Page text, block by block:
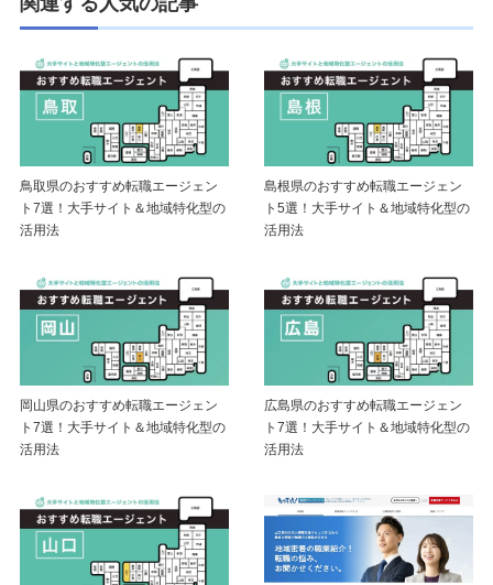
鳥取県のおすすめ転職エージェン
ト7選！大手サイト＆地域特化型の
活用法
島根県のおすすめ転職エージェン
ト5選！大手サイト＆地域特化型の
活用法
岡山県のおすすめ転職エージェン
ト7選！大手サイト＆地域特化型の
活用法
広島県のおすすめ転職エージェン
ト7選！大手サイト＆地域特化型の
活用法